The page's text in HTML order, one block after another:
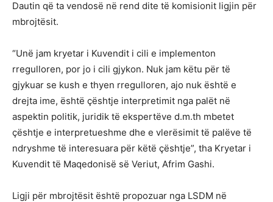
Dautin që ta vendosë në rend dite të komisionit ligjin për
mbrojtësit.
“Unë jam kryetar i Kuvendit i cili e implementon
rregulloren, por jo i cili gjykon. Nuk jam këtu për të
gjykuar se kush e thyen rregulloren, ajo nuk është e
drejta ime, është çështje interpretimit nga palët në
aspektin politik, juridik të ekspertëve d.m.th mbetet
çështje e interpretueshme dhe e vlerësimit të palëve të
ndryshme të interesuara për këtë çështje”, tha Kryetar i
Kuvendit të Maqedonisë së Veriut, Afrim Gashi.
Ligji për mbrojtësit është propozuar nga LSDM në